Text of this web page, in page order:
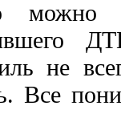
не
Все